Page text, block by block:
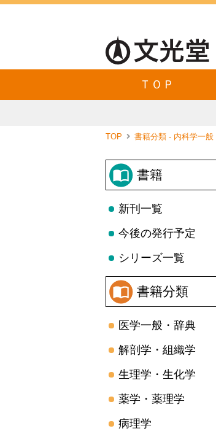
ＴＯＰ
TOP 書籍分類 - 内科学一般
書籍
新刊一覧
今後の発行予定
シリーズ一覧
書籍分類
医学一般・辞典
解剖学・組織学
生理学・生化学
薬学・薬理学
病理学